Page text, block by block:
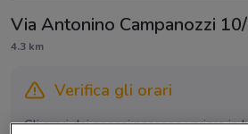
Via Antonino Campanozzi
4.3 km
Verifica gli orari
Gli orari dei negozi possono variare in